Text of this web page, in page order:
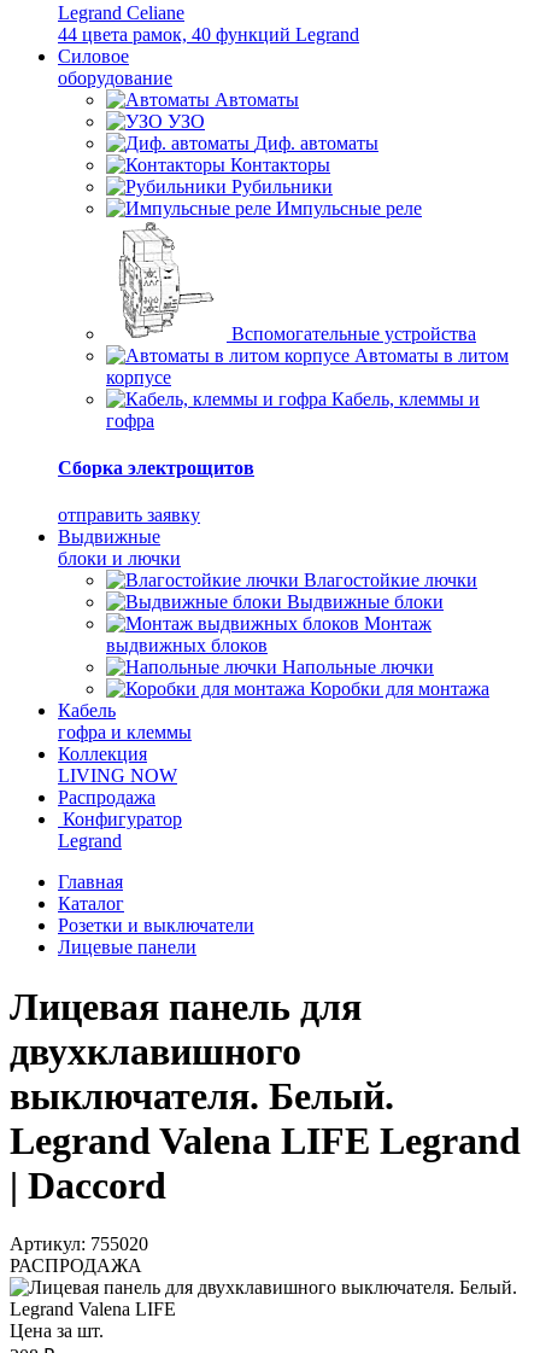
Legrand Celiane
44 цвета рамок, 40 функций Legrand
Силовое
оборудование
Автоматы
УЗО
Диф. автоматы
Контакторы
Рубильники
Импульсные реле
Вспомогательные устройства
Автоматы в литом
корпусе
Кабель, клеммы и
гофра
Сборка электрощитов
отправить заявку
Выдвижные
блоки и лючки
Влагостойкие лючки
Выдвижные блоки
Монтаж
выдвижных блоков
Напольные лючки
Коробки для монтажа
Кабель
гофра и клеммы
Коллекция
LIVING NOW
Распродажа
Конфигуратор
Legrand
Главная
Каталог
Розетки и выключатели
Лицевые панели
Лицевая панель для
двухклавишного
выключателя. Белый.
Legrand Valena LIFE Legrand
| Daccord
Артикул: 755020
РАСПРОДАЖА
Цена за шт.